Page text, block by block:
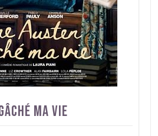
ma vie